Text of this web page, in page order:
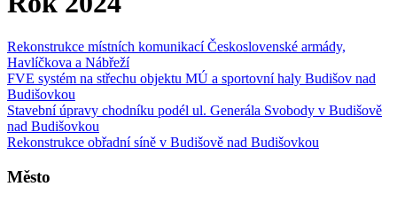
Rekonstrukce místních komunikací Československé armády,
Havlíčkova a Nábřeží
FVE systém na střechu objektu MÚ a sportovní haly Budišov nad
Budišovkou
Stavební úpravy chodníku podél ul. Generála Svobody v Budišově
nad Budišovkou
Rekonstrukce obřadní síně v Budišově nad Budišovkou
Město